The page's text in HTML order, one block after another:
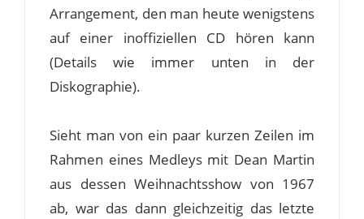
Arrangement, den man heute wenigstens
auf einer inoffiziellen CD hören kann
(Details wie immer unten in der
Diskographie).
Sieht man von ein paar kurzen Zeilen im
Rahmen eines Medleys mit Dean Martin
aus dessen Weihnachtsshow von 1967
ab, war das dann gleichzeitig das letzte